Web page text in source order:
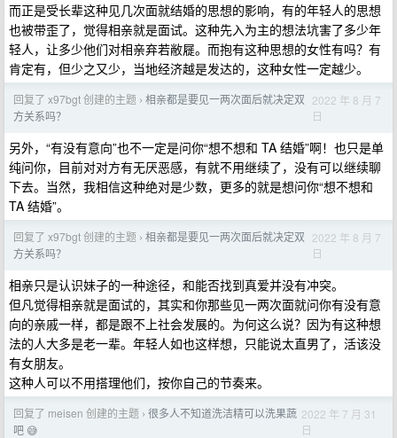
而正是受长辈这种见几次面就结婚的思想的影响，有的年轻人的思想
也被带歪了，觉得相亲就是面试。这种先入为主的想法坑害了多少年
轻人，让多少他们对相亲弃若敝屣。而抱有这种思想的女性有吗？有
肯定有，但少之又少，当地经济越是发达的，这种女性一定越少。
回复了 x97bgt 创建的主题 › 相亲都是要见一两次面后就决定双
方关系吗？
2022 年 8 月 7
日
另外，“有没有意向”也不一定是问你“想不想和 TA 结婚”啊！也只是单
纯问你，目前对对方有无厌恶感，有就不用继续了，没有可以继续聊
下去。当然，我相信这种绝对是少数，更多的就是想问你“想不想和
TA 结婚”。
回复了 x97bgt 创建的主题 › 相亲都是要见一两次面后就决定双
方关系吗？
2022 年 8 月 7
日
相亲只是认识妹子的一种途径，和能否找到真爱并没有冲突。
但凡觉得相亲就是面试的，其实和你那些见一两次面就问你有没有意
向的亲戚一样，都是跟不上社会发展的。为何这么说？因为有这种想
法的人大多是老一辈。年轻人如也这样想，只能说太直男了，活该没
有女朋友。
这种人可以不用搭理他们，按你自己的节奏来。
回复了 meisen 创建的主题 › 很多人不知道洗洁精可以洗果蔬
吧 😅
2022 年 7 月 31
日